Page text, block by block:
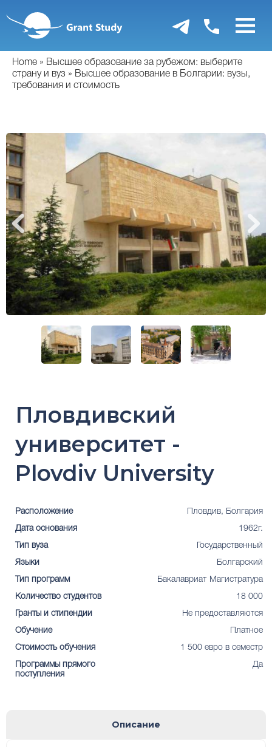
основному
содержанию
Home
Высшее образование за рубежом: выберите
страну и вуз
Высшее образование в Болгарии: вузы,
требования и стоимость
Пловдивский
университет -
Plovdiv University
Расположение Пловдив, Болгария
Дата основания 1962г.
Тип вуза Государственный
Языки Болгарский
Тип программ Бакалавриат Магистратура
Количество студентов 18 000
Гранты и стипендии Не предоставляются
Обучение Платное
Стоимость обучения 1 500 евро в семестр
Программы прямого
поступления
Да
Описание